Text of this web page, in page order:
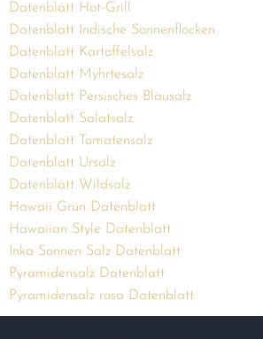
Datenblatt Hot-Grill
Datenblatt Indische Sonnenflocken
Datenblatt Kartoffelsalz
Datenblatt Myhrtesalz
Datenblatt Persisches Blausalz
Datenblatt Salatsalz
Datenblatt Tomatensalz
Datenblatt Ursalz
Datenblatt Wildsalz
Hawaii Grün Datenblatt
Hawaiian Style Datenblatt
Inka Sonnen Salz Datenblatt
Pyramidensalz Datenblatt
Pyramidensalz rosa Datenblatt